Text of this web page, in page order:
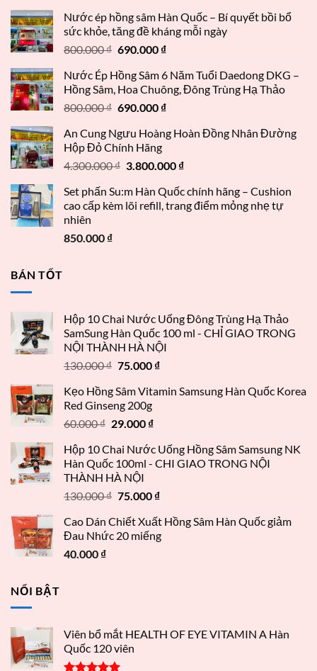
Nước ép hồng sâm Hàn Quốc – Bí quyết bồi bổ
sức khỏe, tăng đề kháng mỗi ngày
800.000₫ 690.000 ₫
Nước Ép Hồng Sâm 6 Năm Tuổi Daedong DKG –
Hồng Sâm, Hoa Chuông, Đông Trùng Hạ Thảo
800.000₫ 690.000 ₫
An Cung Ngưu Hoàng Hoàn Đồng Nhân Đường
Hộp Đỏ Chính Hãng
4.300.000₫ 3.800.000 ₫
Set phấn Su:m Hàn Quốc chính hãng – Cushion
cao cấp kèm lõi refill, trang điểm mỏng nhẹ tự
nhiên
850.000 ₫
BÁN TỐT
Hộp 10 Chai Nước Uống Đông Trùng Hạ Thảo
SamSung Hàn Quốc 100 ml - CHỈ GIAO TRONG
NỘI THÀNH HÀ NỘI
130.000₫ 75.000 ₫
Kẹo Hồng Sâm Vitamin Samsung Hàn Quốc Korea
Red Ginseng 200g
60.000₫ 29.000 ₫
Hộp 10 Chai Nước Uống Hồng Sâm Samsung NK
Hàn Quốc 100ml - CHI GIAO TRONG NỘI
THÀNH HÀ NỘI
130.000₫ 75.000 ₫
Cao Dán Chiết Xuất Hồng Sâm Hàn Quốc giảm
Đau Nhức 20 miếng
40.000 ₫
NỔI BẬT
Viên bổ mắt HEALTH OF EYE VITAMIN A Hàn
Quốc 120 viên